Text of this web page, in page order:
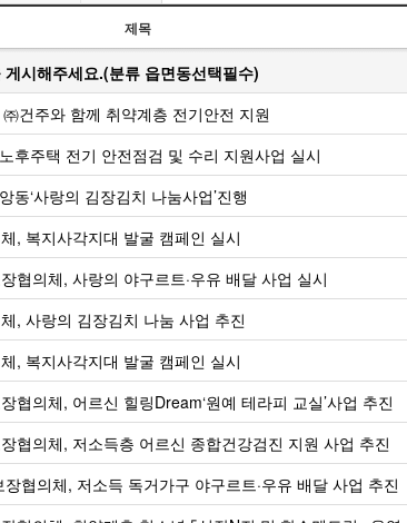
제목
시해주세요.(분류 읍면동선택필수)
건주와 함께 취약계층 전기안전 지원
후주택 전기 안전점검 및 수리 지원사업 실시
동‘사랑의 김장김치 나눔사업’진행
, 복지사각지대 발굴 캠페인 실시
협의체, 사랑의 야구르트·우유 배달 사업 실시
, 사랑의 김장김치 나눔 사업 추진
, 복지사각지대 발굴 캠페인 실시
협의체, 어르신 힐링Dream‘원예 테라피 교실’사업 추진
협의체, 저소득층 어르신 종합건강검진 지원 사업 추진
협의체, 저소득 독거가구 야구르트·우유 배달 사업 추진